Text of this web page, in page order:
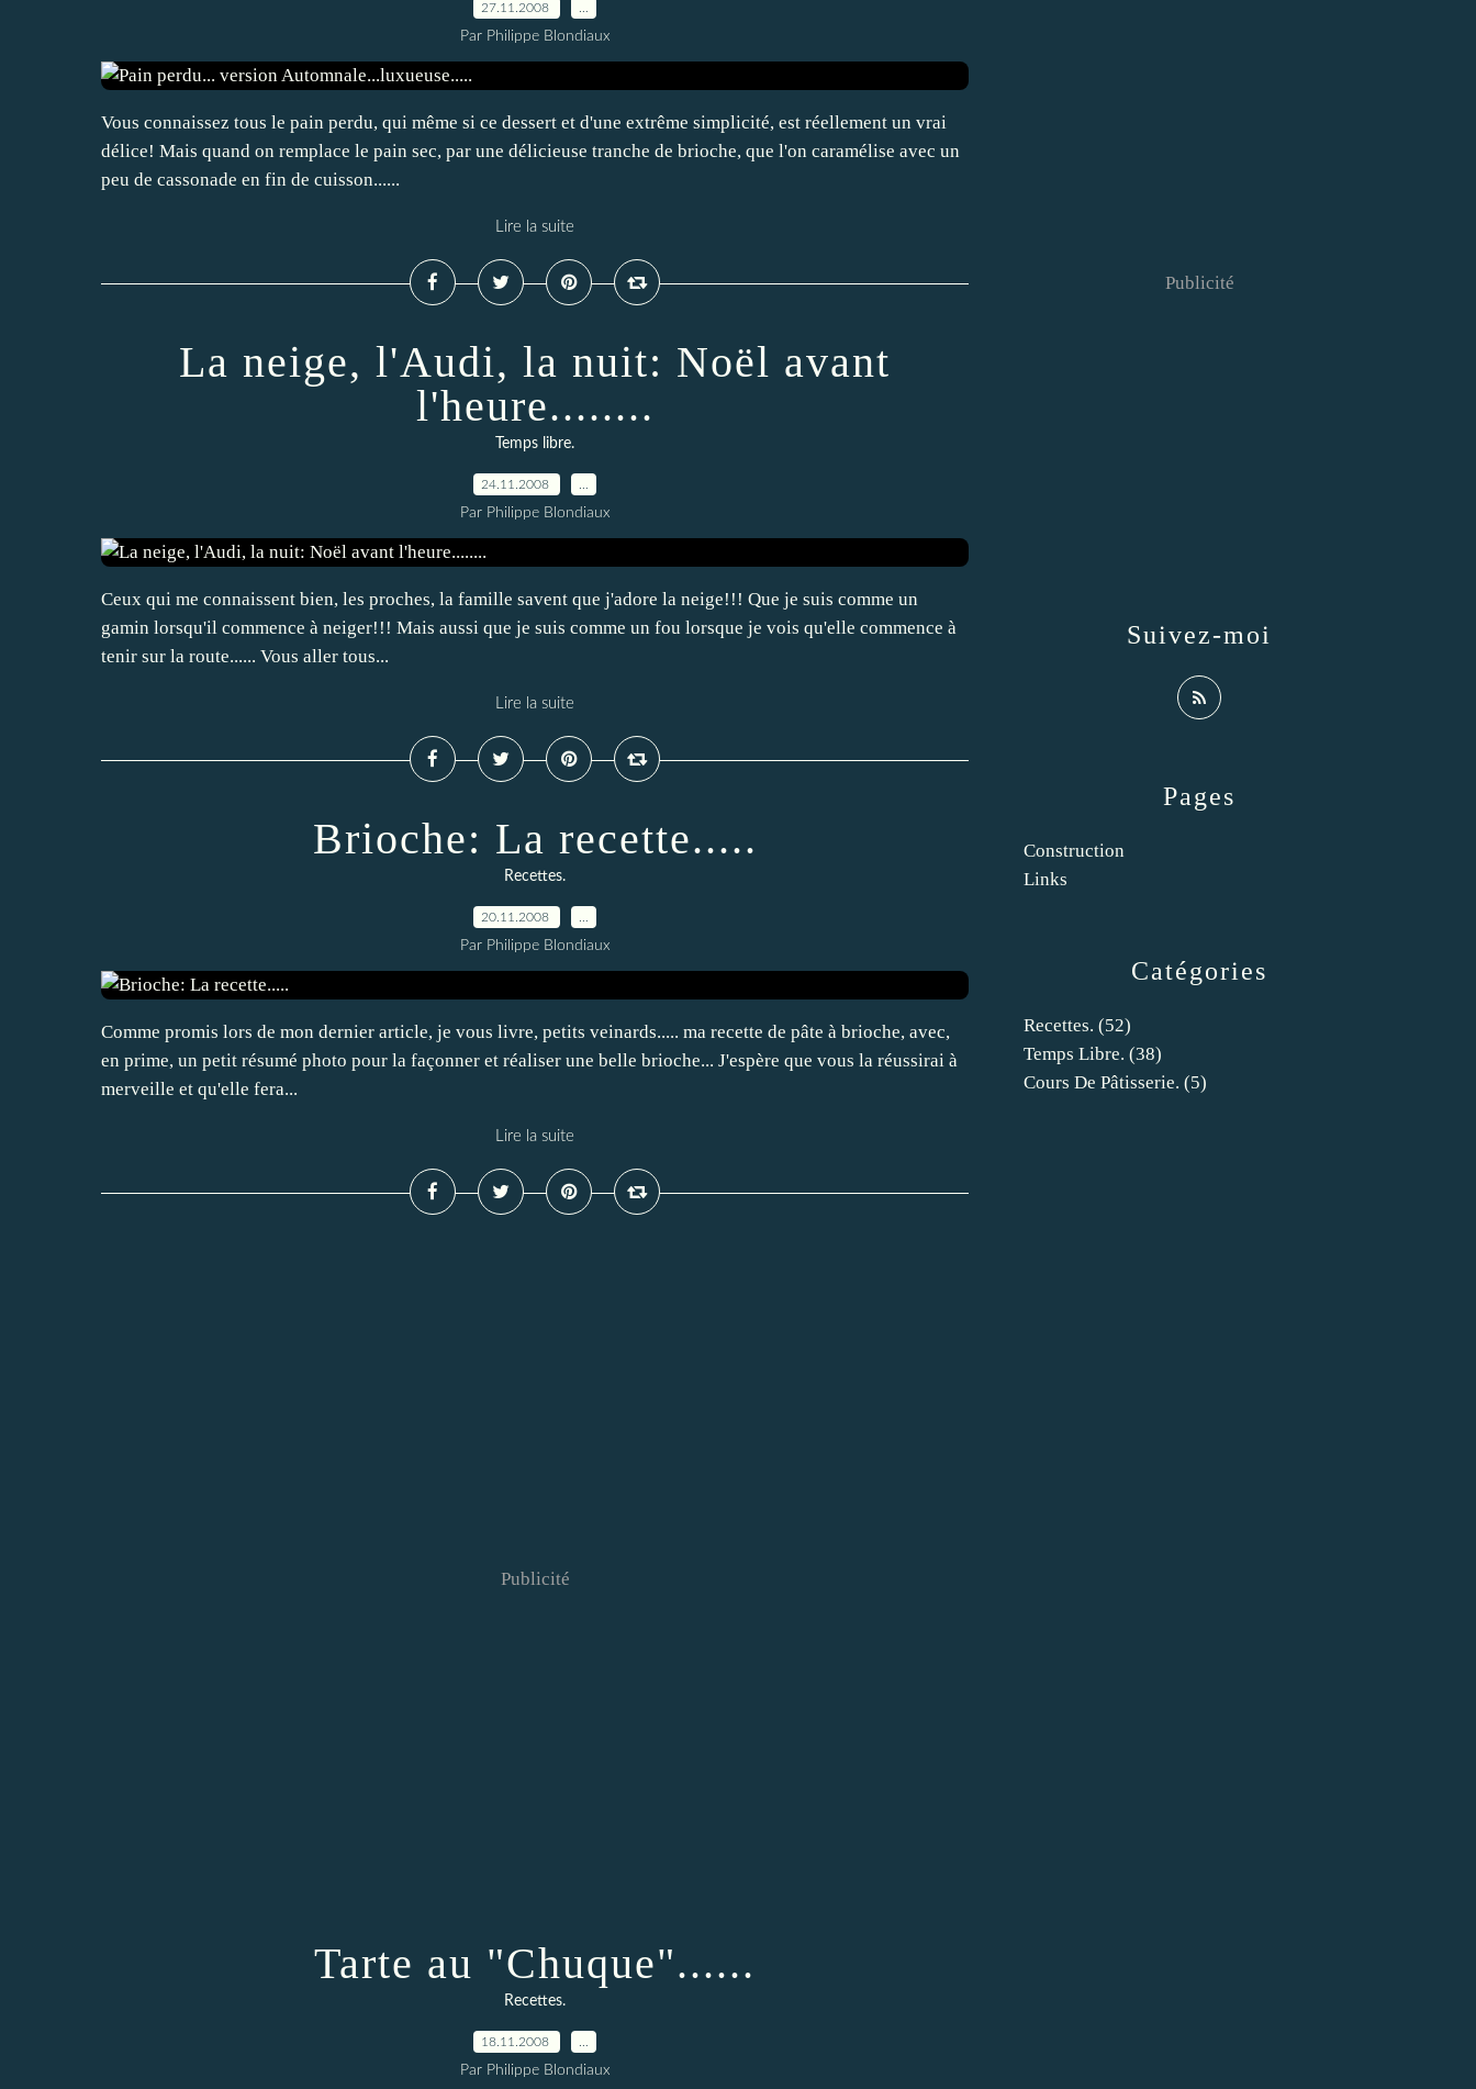
27.11.2008
Par Philippe Blondiaux
Vous connaissez tous le pain perdu, qui même si ce dessert et d'une extrême simplicité, est réellement un vrai
délice! Mais quand on remplace le pain sec, par une délicieuse tranche de brioche, que l'on caramélise avec un
peu de cassonade en fin de cuisson......
Lire la suite
La neige, l'Audi, la nuit: Noël avant
l'heure........
Temps libre.
24.11.2008
Par Philippe Blondiaux
Ceux qui me connaissent bien, les proches, la famille savent que j'adore la neige!!! Que je suis comme un
gamin lorsqu'il commence à neiger!!! Mais aussi que je suis comme un fou lorsque je vois qu'elle commence à
tenir sur la route...... Vous aller tous...
Lire la suite
Brioche: La recette.....
Recettes.
20.11.2008
Par Philippe Blondiaux
Comme promis lors de mon dernier article, je vous livre, petits veinards..... ma recette de pâte à brioche, avec,
en prime, un petit résumé photo pour la façonner et réaliser une belle brioche... J'espère que vous la réussirai à
merveille et qu'elle fera...
Lire la suite
Publicité
Tarte au "Chuque"......
Recettes.
18.11.2008
Par Philippe Blondiaux
Catégories
Recettes. (52)
Temps Libre. (38)
Cours De Pâtisserie. (5)
Pages
Construction
Links
Suivez-moi
Publicité